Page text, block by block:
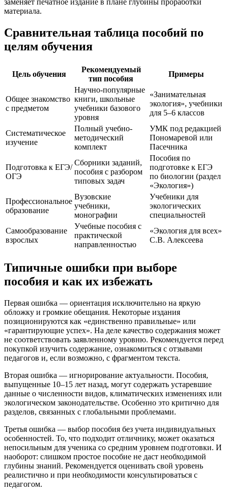
заменяет печатное издание в плане глубины проработки
материала.
Сравнительная таблица пособий по
целям обучения
Цель обучения
Рекомендуемый
тип пособия
Примеры
Общее знакомство
с предметом
Научно-популярные
книги, школьные
учебники базового
уровня
«Занимательная
экология», учебники
для 5–6 классов
Систематическое
изучение
Полный учебно-
методический
комплект
УМК под редакцией
Пономаревой или
Пасечника
Подготовка к ЕГЭ/
ОГЭ
Сборники заданий,
пособия с разбором
типовых задач
Пособия по
подготовке к ЕГЭ
по биологии (раздел
«Экология»)
Профессиональное
образование
Вузовские
учебники,
монографии
Учебники для
экологических
специальностей
Самообразование
взрослых
Учебные пособия с
практической
направленностью
«Экология для всех»
С.В. Алексеева
Типичные ошибки при выборе
пособия и как их избежать
Первая ошибка — ориентация исключительно на яркую
обложку и громкие обещания. Некоторые издания
позиционируются как «единственно правильные» или
«гарантирующие успех». На деле качество содержания может
не соответствовать заявленному уровню. Рекомендуется перед
покупкой изучить содержание, ознакомиться с отзывами
педагогов и, если возможно, с фрагментом текста.
Вторая ошибка — игнорирование актуальности. Пособия,
выпущенные 10–15 лет назад, могут содержать устаревшие
данные о численности видов, климатических изменениях или
экологическом законодательстве. Особенно это критично для
разделов, связанных с глобальными проблемами.
Третья ошибка — выбор пособия без учета индивидуальных
особенностей. То, что подходит отличнику, может оказаться
непосильным для ученика со средним уровнем подготовки. И
наоборот: слишком простое пособие не даст необходимой
глубины знаний. Рекомендуется оценивать свой уровень
реалистично и при необходимости консультироваться с
педагогом.